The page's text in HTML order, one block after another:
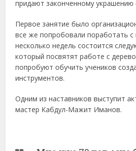
придают законченному
Первое занятие было
все же попробовали поработать
несколько недель состоится
который посвятят работе с
попробуют обучить учеников
инструментов.
Одним из наставников выступит
мастер Кабдул-Мажит Иманов.